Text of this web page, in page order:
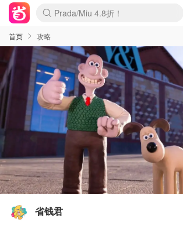
Prada/Miu 4.8折！
首页 攻略
省钱君